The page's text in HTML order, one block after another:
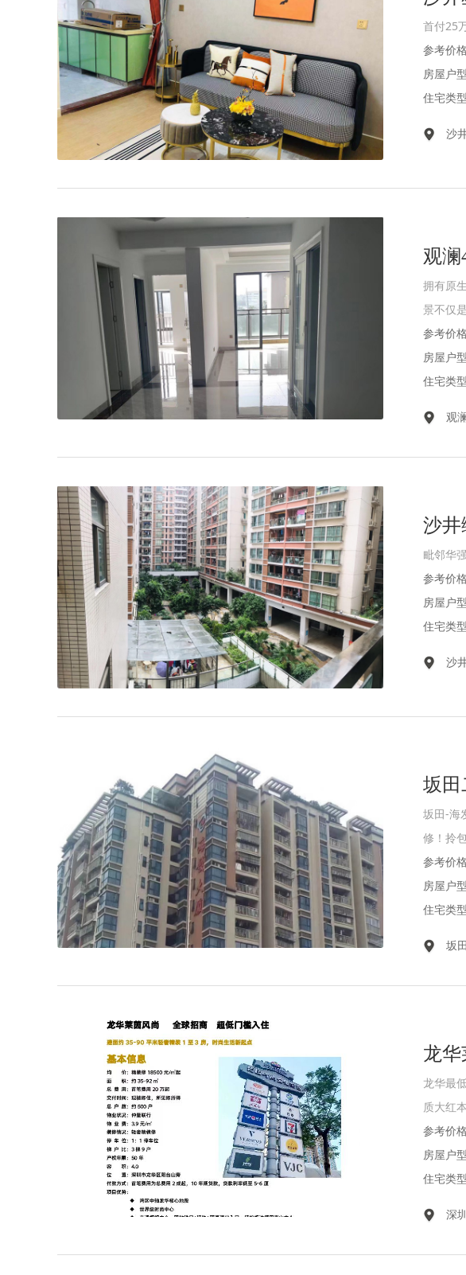
首付25
参考价
房屋户
住宅类
沙
观澜
拥有原
景不仅
参考价
房屋户
住宅类
观
沙井
毗邻华
参考价
房屋户
住宅类
沙
坂田-海
修！拎‌
参考价
房屋户
住宅类
坂
龙华
龙华最
质大红
参考价
房屋户
住宅类
深